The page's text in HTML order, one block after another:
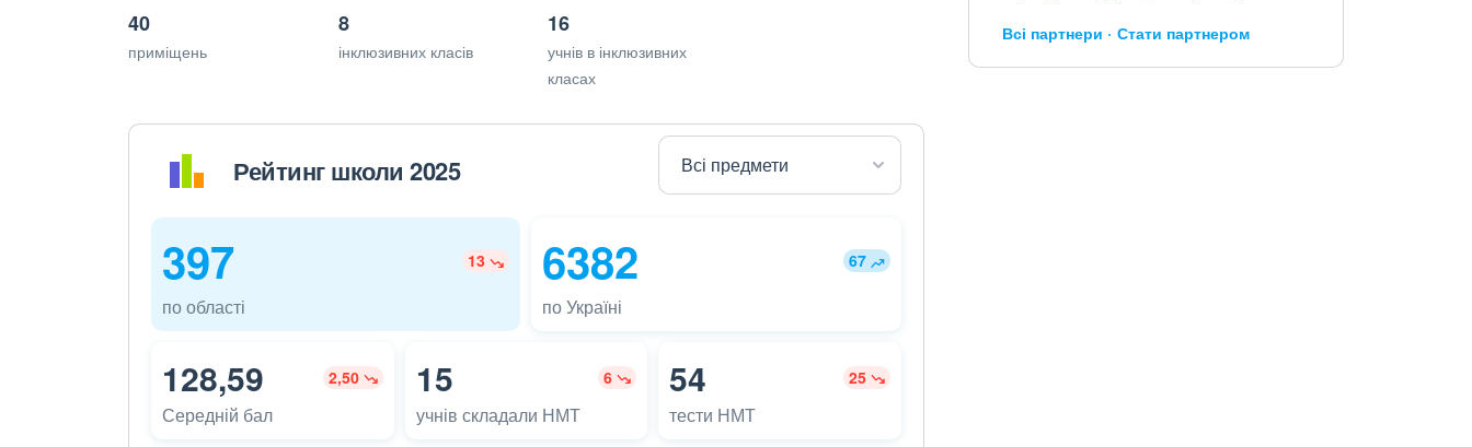
40
приміщень
8
інклюзивних класів
16
учнів в інклюзивних
класах
Рейтинг школи 2025
397 13
по області
6382 67
по Україні
128,59 2,50
Середній бал
15 6
учнів складали НМТ
54 25
тести НМТ
Всі партнери Стати партнером